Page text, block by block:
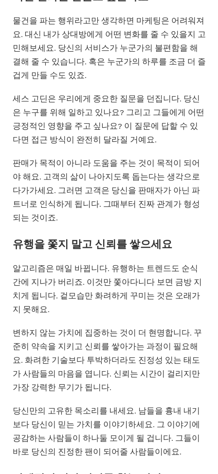
물건을 파는 행위라고만 생각하면 마케팅은 어려워져
요. 대신 내가 상대방에게 어떤 변화를 줄 수 있을지 고
민해보세요. 당신의 서비스가 누군가의 불편함을 해
결해 줄 수 있습니다. 혹은 누군가의 하루를 조금 더 즐
겁게 만들 수도 있죠.
세스 고딘은 우리에게 중요한 질문을 던집니다. 당신
은 누구를 위해 일하고 있나요? 그리고 그들에게 어떤
긍정적인 영향을 주고 싶나요? 이 질문에 답할 수 있
다면 접근 방식이 완전히 달라질 거예요.
판매가 목적이 아니라 도움을 주는 것이 목적이 되어
야 해요. 고객의 삶이 나아지도록 돕는다는 생각으로
다가가세요. 그러면 고객은 당신을 판매자가 아닌 파
트너로 인식하게 됩니다. 그때부터 진짜 관계가 형성
되는 것이죠.
유행을 쫓지 말고 신뢰를 쌓으세요
알고리즘은 매일 바뀝니다. 유행하는 트렌드도 순식
간에 지나가 버리죠. 이것만 쫓아다니다 보면 금방 지
치게 됩니다. 겉모습만 화려하게 꾸미는 것은 오래가
지 못해요.
변하지 않는 가치에 집중하는 것이 더 현명합니다. 꾸
준히 약속을 지키고 신뢰를 쌓아가는 과정이 필요해
요. 화려한 기술보다 투박하더라도 진정성 있는 태도
가 사람들의 마음을 엽니다. 신뢰는 시간이 걸리지만
가장 강력한 무기가 됩니다.
당신만의 고유한 목소리를 내세요. 남들을 흉내 내기
보다 당신이 믿는 가치를 이야기하세요. 그 이야기에
공감하는 사람들이 하나둘 모이게 될 겁니다. 그들이
바로 당신의 진정한 팬이 되어줄 사람들이에요.